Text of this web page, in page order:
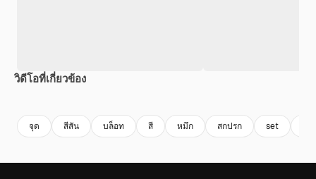
วิดีโอที่เกี่ยวข้อง
จุด สีสัน บล็อท สี หมึก สกปรก set